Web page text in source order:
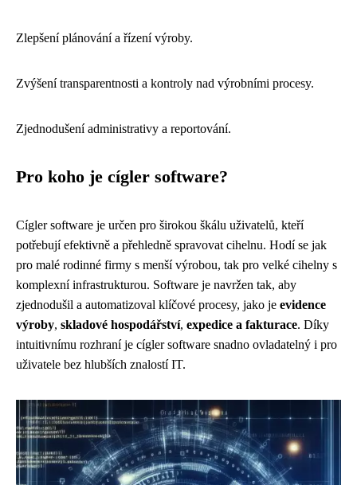
Zlepšení plánování a řízení výroby.
Zvýšení transparentnosti a kontroly nad výrobními procesy.
Zjednodušení administrativy a reportování.
Pro koho je cígler software?
Cígler software je určen pro širokou škálu uživatelů, kteří
potřebují efektivně a přehledně spravovat cihelnu. Hodí se jak
pro malé rodinné firmy s menší výrobou, tak pro velké cihelny s
komplexní infrastrukturou. Software je navržen tak, aby
zjednodušil a automatizoval klíčové procesy, jako je evidence
výroby, skladové hospodářství, expedice a fakturace. Díky
intuitivnímu rozhraní je cígler software snadno ovladatelný i pro
uživatele bez hlubších znalostí IT.